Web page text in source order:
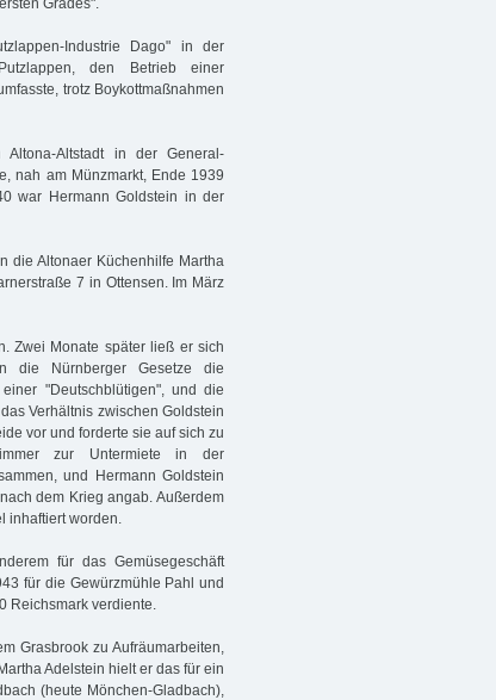
Industrie Dago" in der
den Betrieb einer
trotz Boykottmaßnahmen
Altstadt in der General-
nah am Münzmarkt, Ende 1939
war Hermann Goldstein in der
die Altonaer Küchenhilfe Martha
7 in Ottensen. Im März
Zwei Monate später ließ er sich
die Nürnberger Gesetze die
"Deutschblütigen", und die
Verhältnis zwischen Goldstein
vor und forderte sie auf sich zu
zur Untermiete in der
und Hermann Goldstein
dem Krieg angab. Außerdem
inhaftiert worden.
für das Gemüsegeschäft
für die Gewürzmühle Pahl und
Reichsmark verdiente.
Grasbrook zu Aufräumarbeiten,
Adelstein hielt er das für ein
(heute Mönchen-Gladbach),